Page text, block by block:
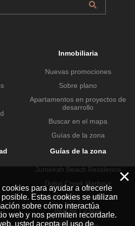
Inmobiliaria
Nuevas promociones
Sobre plano
Apartamentos en proyectos de
desarrollo
Buscar en el mapa
Guías de la zona
Guías de la zona
Jumeirah Beach Residence
Dubai Creek Harbour
Urbanización Dubai Hills
Port de La Mer
×
para ayudar a ofrecerle
Estas cookies se utilizan
sobre cómo interactúa
web y nos permiten recordarle.
usted acepta el uso de